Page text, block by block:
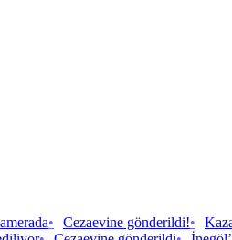
• Cezaevine gönderildi!•